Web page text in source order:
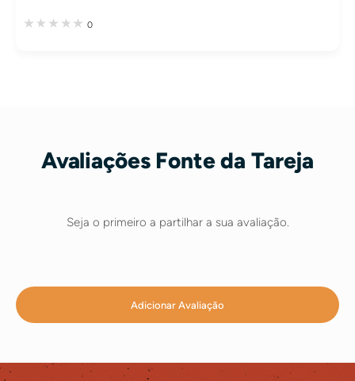
0
Avaliações Fonte da Tareja
Seja o primeiro a partilhar a sua avaliação.
Adicionar Avaliação